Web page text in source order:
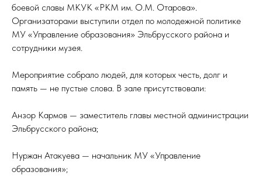
боевой славы МКУК «РКМ им. О.М. Отарова».
Организаторами выступили отдел по молодежной политике
МУ «Управление образования» Эльбрусского района и
сотрудники музея.
Мероприятие собрало людей, для которых честь, долг и
память — не пустые слова. В зале присутствовали:
Анзор Кармов — заместитель главы местной администрации
Эльбрусского района;
Нуржан Атакуева — начальник МУ «Управление
образования»;